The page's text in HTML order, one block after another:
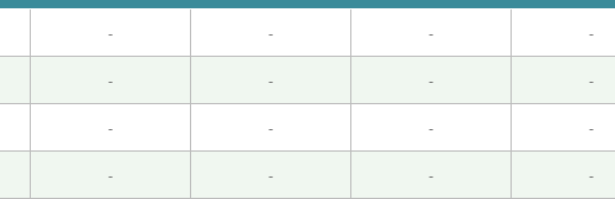
续磨练翻译技术。
痛好得快一点哦。
- - - -
- - - -
- - - -
- - - -